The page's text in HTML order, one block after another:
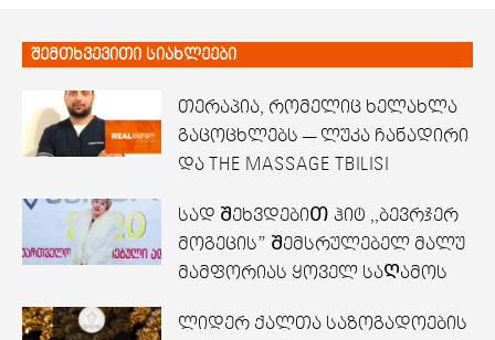
შემთხვევითი სიახლეები
თერაპია, რომელიც ხელახლა
გაცოცხლებს — ლუკა ჩანადირი
და THE MASSAGE TBILISI
სად ᲨეხვდებიᲗ ჰიტ ,,ბევრჯერ
მოგეცის” Შემსრულებელ მალუ
მამფორიას ყოველ საᲦამოს
ლიდერ ქალთა საზოგადოების